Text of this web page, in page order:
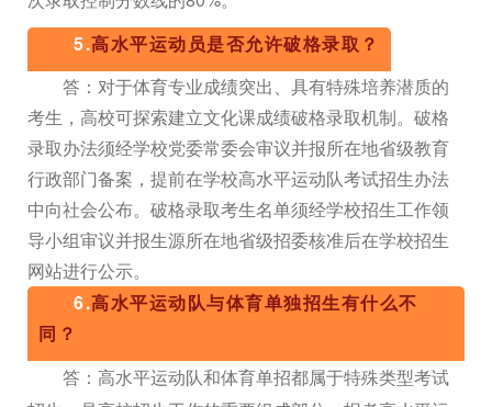
5.高水平运动员是否允许破格录取？
答：对于体育专业成绩突出、具有特殊培养潜质的
考生，高校可探索建立文化课成绩破格录取机制。破格
录取办法须经学校党委常委会审议并报所在地省级教育
行政部门备案，提前在学校高水平运动队考试招生办法
中向社会公布。破格录取考生名单须经学校招生工作领
导小组审议并报生源所在地省级招委核准后在学校招生
网站进行公示。
6.高水平运动队与体育单独招生有什么不
同？
答：高水平运动队和体育单招都属于特殊类型考试